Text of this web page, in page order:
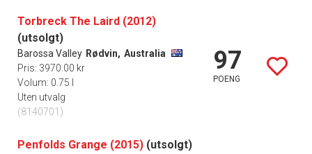
Torbreck The Laird (2012)
(utsolgt)
Barossa Valley Rødvin, Australia
Pris: 3970.00 kr
Volum: 0.75 l
Uten utvalg
(8140701)
97
POENG
Penfolds Grange (2015) (utsolgt)